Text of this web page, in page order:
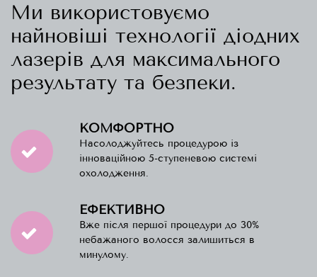
Ми використовуємо
найновіші технології діодних
лазерів для максимального
результату та безпеки.
КОМФОРТНО
Насолоджуйтесь процедурою із
інноваційною 5-ступеневою системі
охолодження.
ЕФЕКТИВНО
Вже після першої процедури до 30%
небажаного волосся залишиться в
минулому.